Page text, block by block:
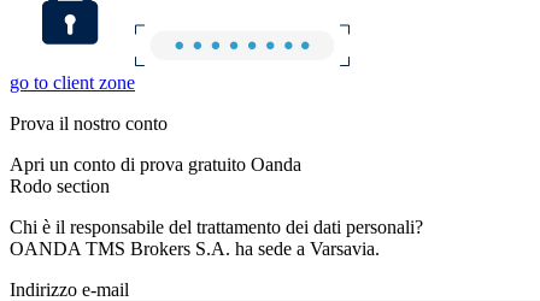
go to client zone
Prova il nostro conto
Apri un conto di prova gratuito Oanda
Rodo section
Chi è il responsabile del trattamento dei dati personali?
OANDA TMS Brokers S.A. ha sede a Varsavia.
Indirizzo e-mail